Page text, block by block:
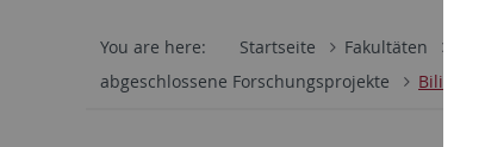
You are here: Startseite Fakultäten
abgeschlossene Forschungsprojekte